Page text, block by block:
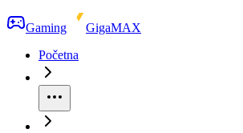
Gaming
GigaMAX
Početna